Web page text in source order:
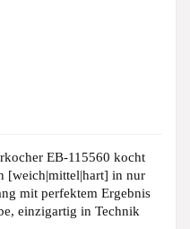
EB-115560 kocht
[weich|mittel|hart] in nur
mit perfektem Ergebnis
einzigartig in Technik